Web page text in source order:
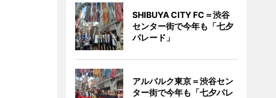
SHIBUYA CITY FC＝渋谷
センター街で今年も「七夕
パレード」
アルバルク東京＝渋谷セン
ター街で今年も「七夕パレ